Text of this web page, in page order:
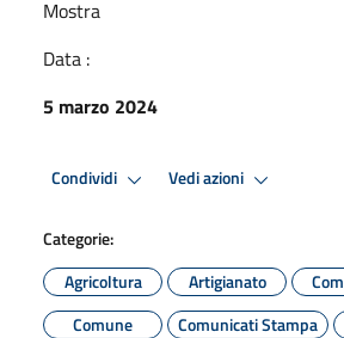
Mostra
Data :
5 marzo 2024
Condividi Vedi azioni
Categorie:
Agricoltura
Artigianato
Comune
Comunicati Stampa